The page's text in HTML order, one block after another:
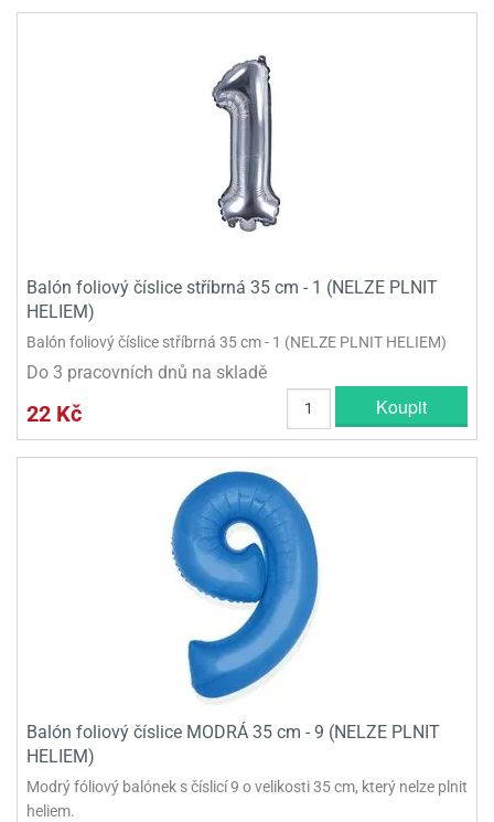
Balón foliový číslice stříbrná 35 cm - 1 (NELZE PLNIT
HELIEM)
Balón foliový číslice stříbrná 35 cm - 1 (NELZE PLNIT HELIEM)
Do 3 pracovních dnů na skladě
22 Kč Koupit
Balón foliový číslice MODRÁ 35 cm - 9 (NELZE PLNIT
HELIEM)
Modrý fóliový balónek s číslicí 9 o velikosti 35 cm, který nelze plnit
heliem.